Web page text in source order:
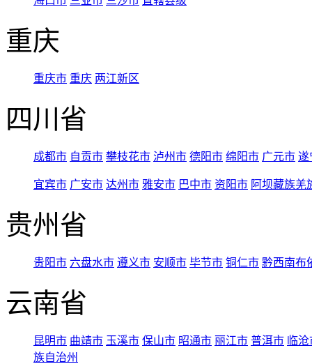
重庆
重庆市 重庆 两江新区
四川省
成都市 自贡市 攀枝花市 泸州市 德阳市 绵阳市 广元市 遂
宜宾市 广安市 达州市 雅安市 巴中市 资阳市 阿坝藏族羌
贵州省
贵阳市 六盘水市 遵义市 安顺市 毕节市 铜仁市 黔西南布
云南省
昆明市 曲靖市 玉溪市 保山市 昭通市 丽江市 普洱市 临
族自治州